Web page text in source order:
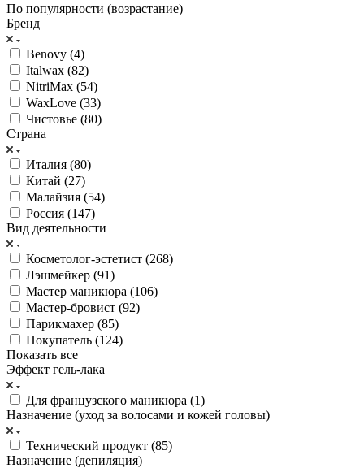
По популярности (возрастание)
Бренд
Benovy (4)
Italwax (82)
NitriMax (54)
WaxLove (33)
Чистовье (80)
Страна
Италия (80)
Китай (27)
Малайзия (54)
Россия (147)
Вид деятельности
Косметолог-эстетист (268)
Лэшмейкер (91)
Мастер маникюра (106)
Мастер-бровист (92)
Парикмахер (85)
Покупатель (124)
Показать все
Эффект гель-лака
Для французского маникюра (1)
Назначение (уход за волосами и кожей головы)
Технический продукт (85)
Назначение (депиляция)